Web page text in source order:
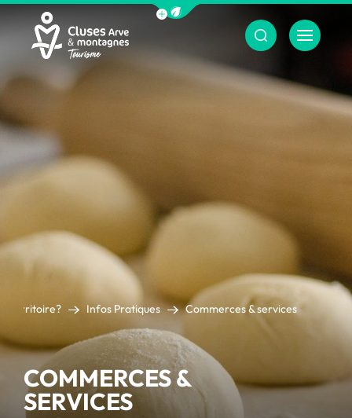
Afficher la barre de navigation du
Cluses Arve &amp; montagnes
Menu
territoire? Infos Pratiques Commerces & services
COMMERCES &
SERVICES